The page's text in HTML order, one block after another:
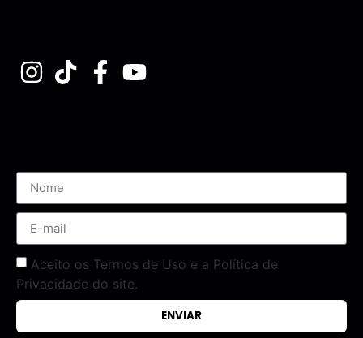
Aceito os Termos de Uso e a Política de
Privacidade do site.
ENVIAR